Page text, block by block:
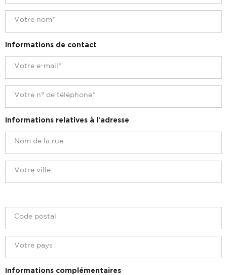
Informations de contact
Informations relatives à l'adresse
Informations complémentaires